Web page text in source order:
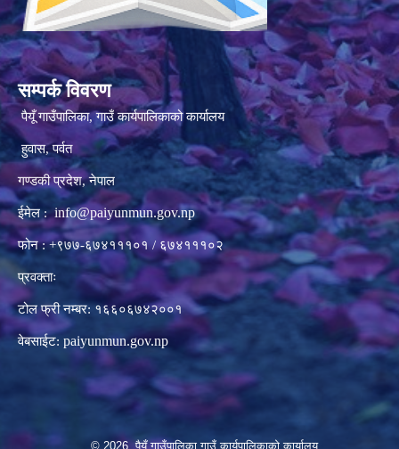
सम्पर्क विवरण
पैयूँ गाउँपालिका, गाउँ कार्यपालिकाको कार्यालय
हुवास, पर्वत
गण्डकी प्रदेश, नेपाल
ईमेल : info@paiyunmun.gov.np
फोन : +९७७-६७४१११०१ / ६७४१११०२
प्रवक्ताः
टोल फ्री नम्बर: १६६०६७४२००१
वेबसाईट: paiyunmun.gov.np
© 2026 पैयूँ गाउँपालिका,गाउँ कार्यपालिकाको कार्यालय